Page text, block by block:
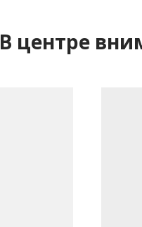
В центре